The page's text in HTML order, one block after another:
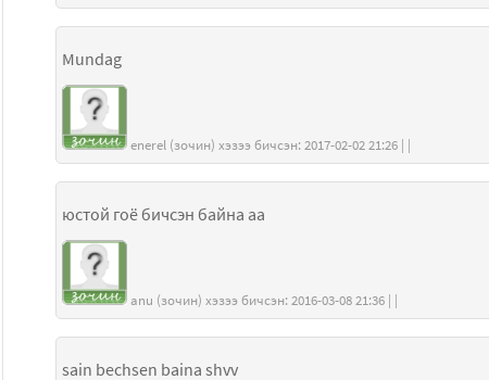
Mundag
enerel (зочин) хэзээ бичсэн: 2017-02-02 21:26 | |
юстой гоё бичсэн байна аа
anu (зочин) хэзээ бичсэн: 2016-03-08 21:36 | |
sain bechsen baina shvv